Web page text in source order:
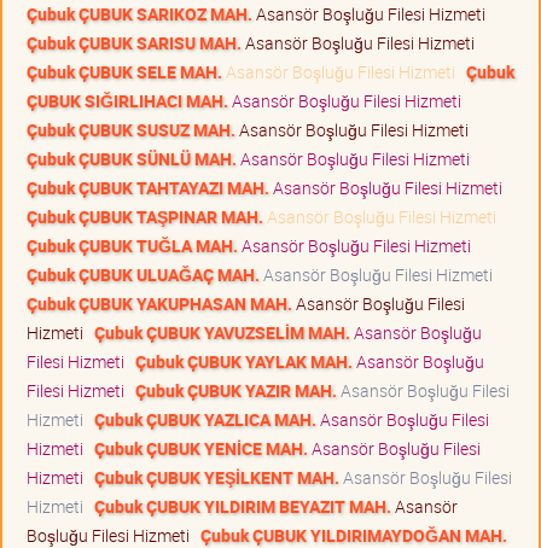
Çubuk ÇUBUK SARIKOZ MAH. Asansör Boşluğu Filesi Hizmeti
Çubuk ÇUBUK SARISU MAH. Asansör Boşluğu Filesi Hizmeti
Çubuk ÇUBUK SELE MAH. Asansör Boşluğu Filesi Hizmeti Çubuk
ÇUBUK SIĞIRLIHACI MAH. Asansör Boşluğu Filesi Hizmeti
Çubuk ÇUBUK SUSUZ MAH. Asansör Boşluğu Filesi Hizmeti
Çubuk ÇUBUK SÜNLÜ MAH. Asansör Boşluğu Filesi Hizmeti
Çubuk ÇUBUK TAHTAYAZI MAH. Asansör Boşluğu Filesi Hizmeti
Çubuk ÇUBUK TAŞPINAR MAH. Asansör Boşluğu Filesi Hizmeti
Çubuk ÇUBUK TUĞLA MAH. Asansör Boşluğu Filesi Hizmeti
Çubuk ÇUBUK ULUAĞAÇ MAH. Asansör Boşluğu Filesi Hizmeti
Çubuk ÇUBUK YAKUPHASAN MAH. Asansör Boşluğu Filesi
Hizmeti Çubuk ÇUBUK YAVUZSELİM MAH. Asansör Boşluğu
Filesi Hizmeti Çubuk ÇUBUK YAYLAK MAH. Asansör Boşluğu
Filesi Hizmeti Çubuk ÇUBUK YAZIR MAH. Asansör Boşluğu Filesi
Hizmeti Çubuk ÇUBUK YAZLICA MAH. Asansör Boşluğu Filesi
Hizmeti Çubuk ÇUBUK YENİCE MAH. Asansör Boşluğu Filesi
Hizmeti Çubuk ÇUBUK YEŞİLKENT MAH. Asansör Boşluğu Filesi
Hizmeti Çubuk ÇUBUK YILDIRIM BEYAZIT MAH. Asansör
Boşluğu Filesi Hizmeti Çubuk ÇUBUK YILDIRIMAYDOĞAN MAH.